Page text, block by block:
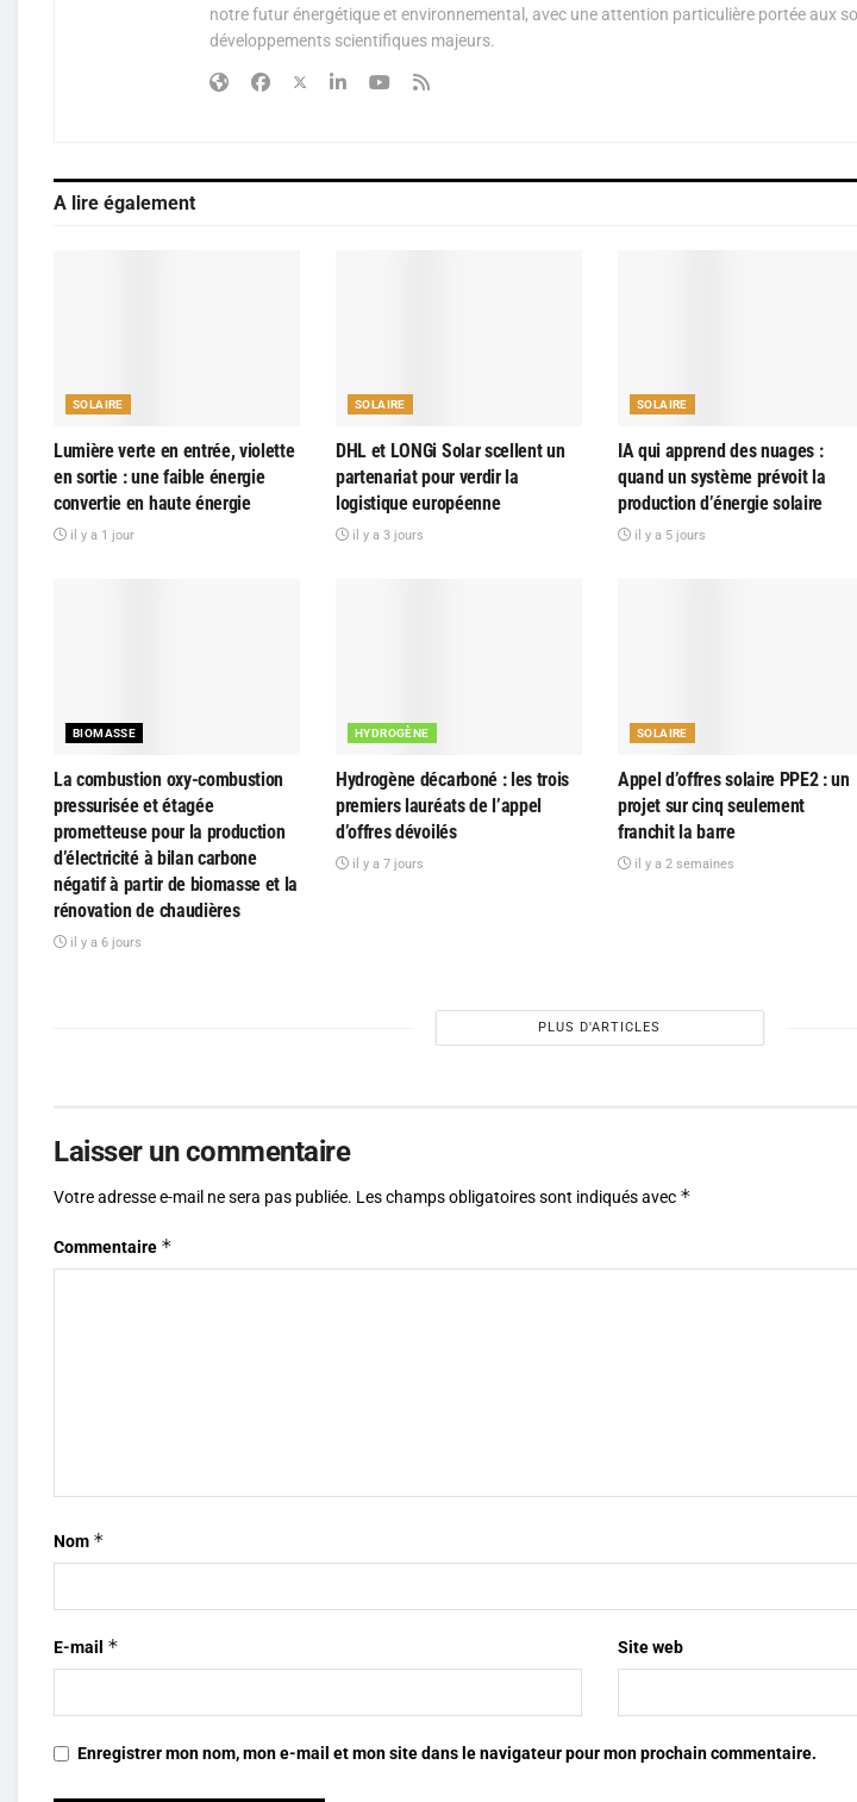
notre futur énergétique et environnemental, avec une attention particulière portée aux
développements scientifiques majeurs.
A lire également
SOLAIRE
Lumière verte en entrée, violette
en sortie : une faible énergie
convertie en haute énergie
il y a 1 jour
SOLAIRE
DHL et LONGi Solar scellent un
partenariat pour verdir la
logistique européenne
il y a 3 jours
SOLAIRE
IA qui apprend des nuages :
quand un système prévoit la
production d’énergie solaire
il y a 5 jours
BIOMASSE
La combustion oxy-combustion
pressurisée et étagée
prometteuse pour la production
d’électricité à bilan carbone
négatif à partir de biomasse et la
rénovation de chaudières
il y a 6 jours
HYDROGÈNE
Hydrogène décarboné : les trois
premiers lauréats de l’appel
d’offres dévoilés
il y a 7 jours
SOLAIRE
Appel d’offres solaire PPE2 : un
projet sur cinq seulement
franchit la barre
il y a 2 semaines
PLUS D'ARTICLES
Laisser un commentaire
Votre adresse e-mail ne sera pas publiée. Les champs obligatoires sont indiqués avec *
Commentaire *
Nom *
E-mail * Site web
Enregistrer mon nom, mon e-mail et mon site dans le navigateur pour mon prochain commentaire.